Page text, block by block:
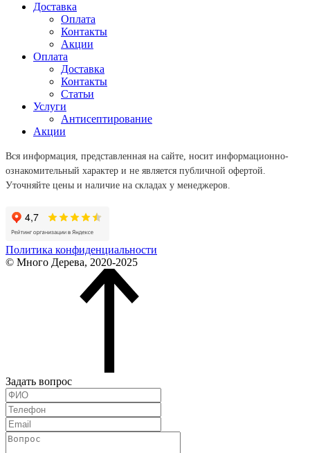
Доставка
Оплата
Контакты
Акции
Оплата
Доставка
Контакты
Статьи
Услуги
Антисептирование
Акции
Вся информация, представленная на сайте, носит информационно-
ознакомительный характер и не является публичной офертой.
Уточняйте цены и наличие на складах у менеджеров.
Политика конфиденциальности
© Много Дерева, 2020-2025
Задать вопрос